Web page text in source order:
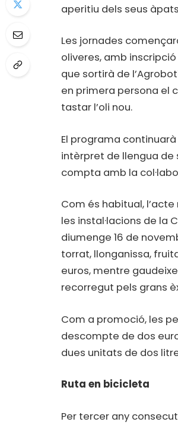
aperitiu dels seus
Les jornades
oliveres, amb
que sortirà de
en primera persona el
tastar l’oli nou.
El programa
intèrpret de llengua de
compta amb la
Com és habitual,
les instal·lacions de la
diumenge 16 de
torrat, llonganissa,
euros, mentre
recorregut pels grans
Com a promoció, les
descompte de dos
dues unitats de dos
Ruta en bicicleta
Per tercer any